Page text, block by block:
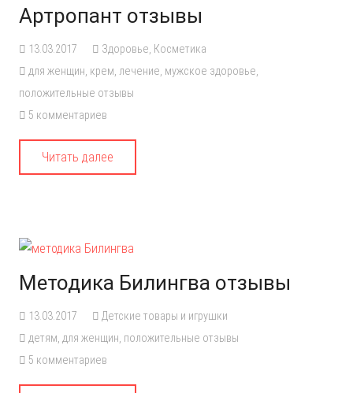
Артропант отзывы
13.03.2017 Здоровье, Косметика
для женщин, крем, лечение, мужское здоровье,
положительные отзывы
5 комментариев
Читать далее
Методика Билингва отзывы
13.03.2017
Детские товары и игрушки
детям, для женщин, положительные отзывы
5 комментариев